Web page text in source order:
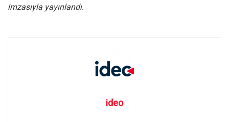
imzasıyla yayınlandı.
ideo